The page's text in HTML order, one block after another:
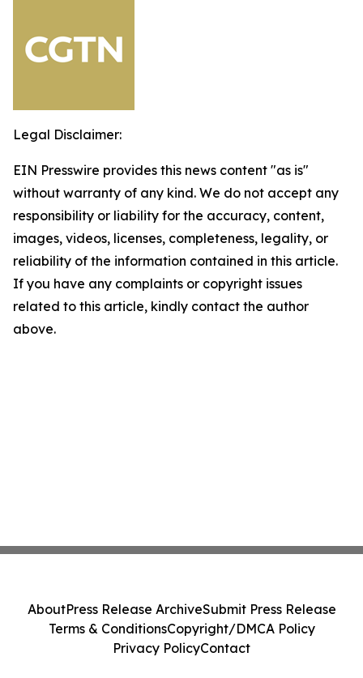
Legal Disclaimer:
EIN Presswire provides this news content "as is"
without warranty of any kind. We do not accept any
responsibility or liability for the accuracy, content,
images, videos, licenses, completeness, legality, or
reliability of the information contained in this article.
If you have any complaints or copyright issues
related to this article, kindly contact the author
above.
AboutPress Release ArchiveSubmit Press Release
Terms & ConditionsCopyright/DMCA Policy
Privacy PolicyContact